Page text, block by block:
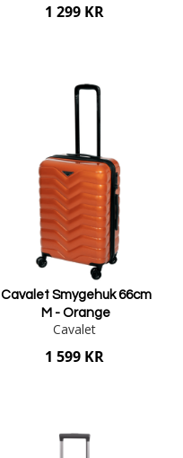
1 299 KR
Cavalet Smygehuk 66cm
M - Orange
Cavalet
1 599 KR